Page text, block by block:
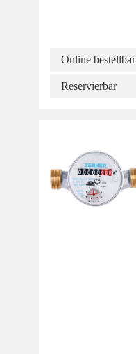
Online bestellbar
Reservierbar